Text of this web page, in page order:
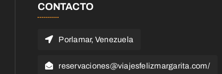
CONTACTO
Porlamar, Venezuela
reservaciones@viajesfelizmargarita.com/